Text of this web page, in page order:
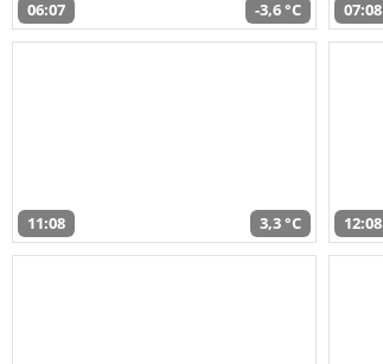
06:07 -3,6 °C 07:08
11:08 3,3 °C 12:08